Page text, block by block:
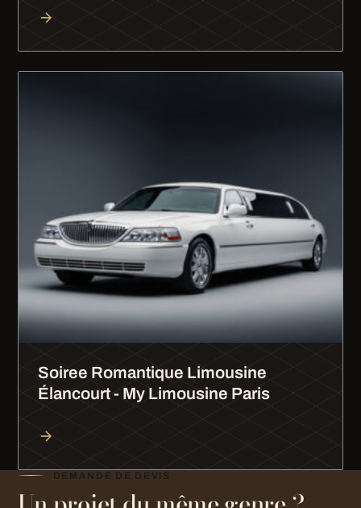
Soiree Romantique Limousine
Élancourt - My Limousine Paris
DEMANDE DE DEVIS